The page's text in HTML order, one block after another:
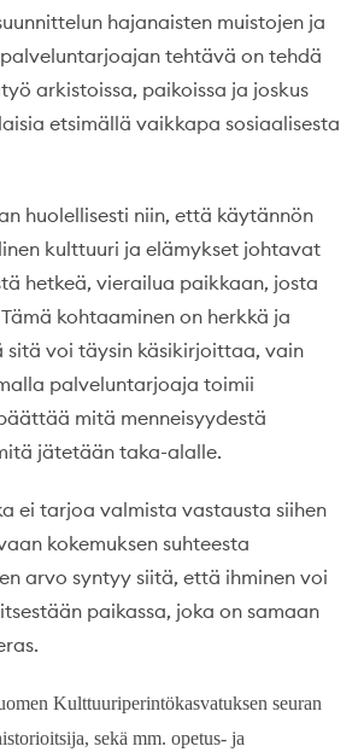
hajanaisten muistojen ja
palveluntarjoajan tehtävä on tehdä
arkistoissa, paikoissa ja joskus
etsimällä vaikkapa sosiaalisesta
huolellisesti niin, että käytännön
kulttuuri ja elämykset johtavat
hetkeä, vierailua paikkaan, josta
kohtaaminen on herkkä ja
sitä voi täysin käsikirjoittaa, vain
palveluntarjoaja toimii
mitä menneisyydestä
jätetään taka-alalle.
ei tarjoa valmista vastausta siihen
kokemuksen suhteesta
arvo syntyy siitä, että ihminen voi
paikassa, joka on samaan
Kulttuuriperintökasvatuksen seuran
sekä mm. opetus- ja